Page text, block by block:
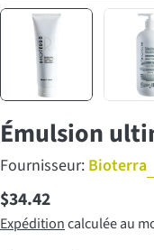
Émulsion
Fournisseur: Bioterra
Prix
$34.42
Expéditioncalculée au